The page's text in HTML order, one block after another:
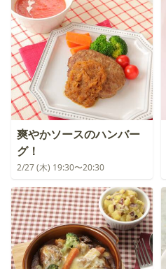
爽やかソースのハンバー
グ！
2/27 (木) 19:30〜20:30